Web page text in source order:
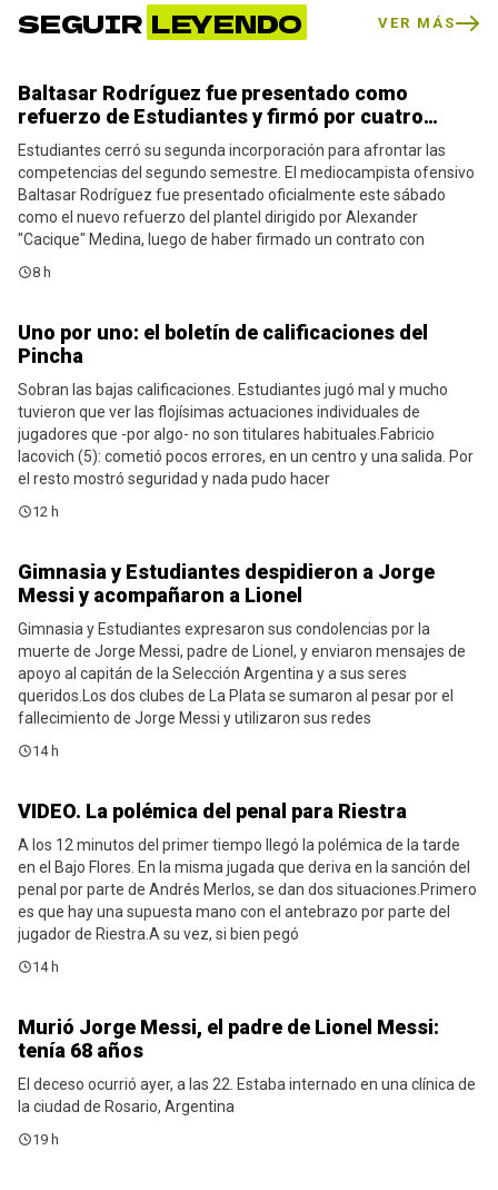
SEGUIR LEYENDO VER MÁS
Estudiantes
Baltasar Rodríguez fue presentado como
refuerzo de Estudiantes y firmó por cuatro…
Estudiantes cerró su segunda incorporación para afrontar las
competencias del segundo semestre. El mediocampista ofensivo
Baltasar Rodríguez fue presentado oficialmente este sábado
como el nuevo refuerzo del plantel dirigido por Alexander
"Cacique" Medina, luego de haber firmado un contrato con
8 h
Estudiantes
Uno por uno: el boletín de calificaciones del
Pincha
Sobran las bajas calificaciones. Estudiantes jugó mal y mucho
tuvieron que ver las flojísimas actuaciones individuales de
jugadores que -por algo- no son titulares habituales.Fabricio
Iacovich (5): cometió pocos errores, en un centro y una salida. Por
el resto mostró seguridad y nada pudo hacer
12 h
Estudiantes
Gimnasia y Estudiantes despidieron a Jorge
Messi y acompañaron a Lionel
Gimnasia y Estudiantes expresaron sus condolencias por la
muerte de Jorge Messi, padre de Lionel, y enviaron mensajes de
apoyo al capitán de la Selección Argentina y a sus seres
queridos.Los dos clubes de La Plata se sumaron al pesar por el
fallecimiento de Jorge Messi y utilizaron sus redes
14 h
Estudiantes
VIDEO. La polémica del penal para Riestra
A los 12 minutos del primer tiempo llegó la polémica de la tarde
en el Bajo Flores. En la misma jugada que deriva en la sanción del
penal por parte de Andrés Merlos, se dan dos situaciones.Primero
es que hay una supuesta mano con el antebrazo por parte del
jugador de Riestra.A su vez, si bien pegó
14 h
Noticias
Murió Jorge Messi, el padre de Lionel Messi:
tenía 68 años
El deceso ocurrió ayer, a las 22. Estaba internado en una clínica de
la ciudad de Rosario, Argentina
19 h